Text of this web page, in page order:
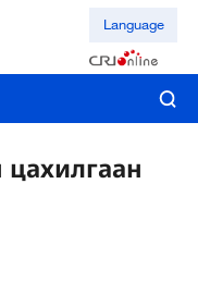
Language